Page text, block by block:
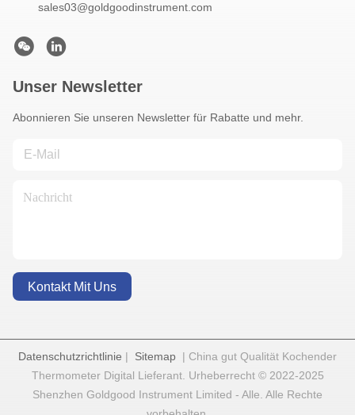
sales03@goldgoodinstrument.com
Unser Newsletter
Abonnieren Sie unseren Newsletter für Rabatte und mehr.
Kontakt Mit Uns
Datenschutzrichtlinie | Sitemap | China gut Qualität Kochender
Thermometer Digital Lieferant. Urheberrecht © 2022-2025
Shenzhen Goldgood Instrument Limited - Alle. Alle Rechte